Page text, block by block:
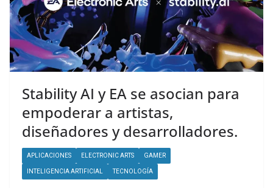
Stability AI y EA se asocian para
empoderar a artistas,
diseñadores y desarrolladores.
APLICACIONES ELECTRONIC ARTS GAMER
INTELIGENCIA ARTIFICIAL TECNOLOGÍA